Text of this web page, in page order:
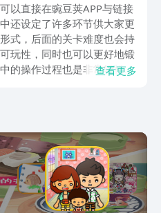
以直接在豌豆荚APP与链接
还设定了许多环节供大家更
式，后面的关卡难度也会持
玩性，同时也可以更好地锻
的操作过程也是非常轻松
具可以获得来进行挖掘，其
，想要更好地进行获得，需
，挖掘机的能力可以持续性
界时，有机会获得钻头装甲
内容，可以更好地升级相关
计的也是非常多样，后续也
呈现的效果，游戏的体验感
查看更多